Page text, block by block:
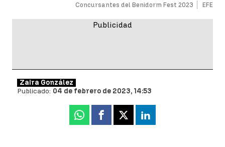
Concursantes del Benidorm Fest 2023 EFE
Zaira González
Publicado: 04 de febrero de 2023, 14:53
Whatsapp
Facebook
X Linkedin